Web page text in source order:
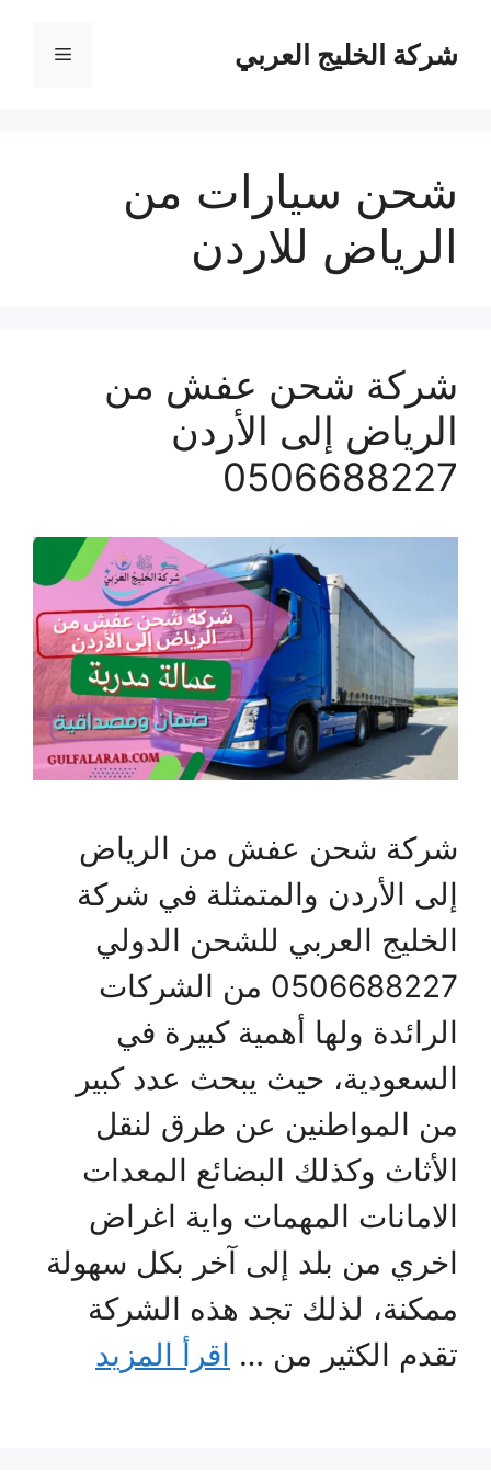
المحتوىشركة الخليج العربي القائمة
شحن سيارات من
الرياض للاردن
شركة شحن عفش من
الرياض إلى الأردن
0506688227
شركة شحن عفش من الرياض
إلى الأردن والمتمثلة في شركة
الخليج العربي للشحن الدولي
0506688227 من الشركات
الرائدة ولها أهمية كبيرة في
السعودية، حيث يبحث عدد كبير
من المواطنين عن طرق لنقل
الأثاث وكذلك البضائع المعدات
الامانات المهمات واية اغراض
اخري من بلد إلى آخر بكل سهولة
ممكنة، لذلك تجد هذه الشركة
تقدم الكثير من … اقرأ المزيد